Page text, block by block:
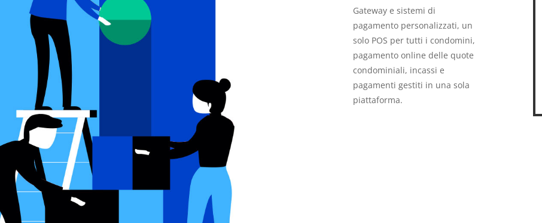
Gateway e sistemi di
pagamento personalizzati, un
solo POS per tutti i condomini,
pagamento online delle quote
condominiali, incassi e
pagamenti gestiti in una sola
piattaforma.